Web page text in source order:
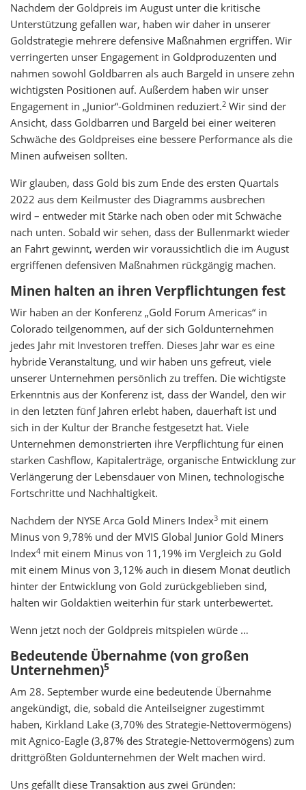
Nachdem der Goldpreis im August unter die kritische
Unterstützung gefallen war, haben wir daher in unserer
Goldstrategie mehrere defensive Maßnahmen ergriffen. Wir
verringerten unser Engagement in Goldproduzenten und
nahmen sowohl Goldbarren als auch Bargeld in unsere zehn
wichtigsten Positionen auf. Außerdem haben wir unser
Engagement in „Junior“-Goldminen reduziert.2 Wir sind der
Ansicht, dass Goldbarren und Bargeld bei einer weiteren
Schwäche des Goldpreises eine bessere Performance als die
Minen aufweisen sollten.
Wir glauben, dass Gold bis zum Ende des ersten Quartals
2022 aus dem Keilmuster des Diagramms ausbrechen
wird – entweder mit Stärke nach oben oder mit Schwäche
nach unten. Sobald wir sehen, dass der Bullenmarkt wieder
an Fahrt gewinnt, werden wir voraussichtlich die im August
ergriffenen defensiven Maßnahmen rückgängig machen.
Minen halten an ihren Verpflichtungen fest
Wir haben an der Konferenz „Gold Forum Americas“ in
Colorado teilgenommen, auf der sich Goldunternehmen
jedes Jahr mit Investoren treffen. Dieses Jahr war es eine
hybride Veranstaltung, und wir haben uns gefreut, viele
unserer Unternehmen persönlich zu treffen. Die wichtigste
Erkenntnis aus der Konferenz ist, dass der Wandel, den wir
in den letzten fünf Jahren erlebt haben, dauerhaft ist und
sich in der Kultur der Branche festgesetzt hat. Viele
Unternehmen demonstrierten ihre Verpflichtung für einen
starken Cashflow, Kapitalerträge, organische Entwicklung zur
Verlängerung der Lebensdauer von Minen, technologische
Fortschritte und Nachhaltigkeit.
Nachdem der NYSE Arca Gold Miners Index3 mit einem
Minus von 9,78% und der MVIS Global Junior Gold Miners
Index4 mit einem Minus von 11,19% im Vergleich zu Gold
mit einem Minus von 3,12% auch in diesem Monat deutlich
hinter der Entwicklung von Gold zurückgeblieben sind,
halten wir Goldaktien weiterhin für stark unterbewertet.
Wenn jetzt noch der Goldpreis mitspielen würde …
Bedeutende Übernahme (von großen
Unternehmen)5
Am 28. September wurde eine bedeutende Übernahme
angekündigt, die, sobald die Anteilseigner zugestimmt
haben, Kirkland Lake (3,70% des Strategie-Nettovermögens)
mit Agnico-Eagle (3,87% des Strategie-Nettovermögens) zum
drittgrößten Goldunternehmen der Welt machen wird.
Uns gefällt diese Transaktion aus zwei Gründen: